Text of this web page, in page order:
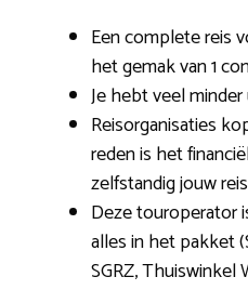
Een complete reis
het gemak van 1
Je hebt veel
Reisorganisaties
reden is het
zelfstandig jouw
Deze touroperator
alles in het pakket
SGRZ, Thuiswinkel